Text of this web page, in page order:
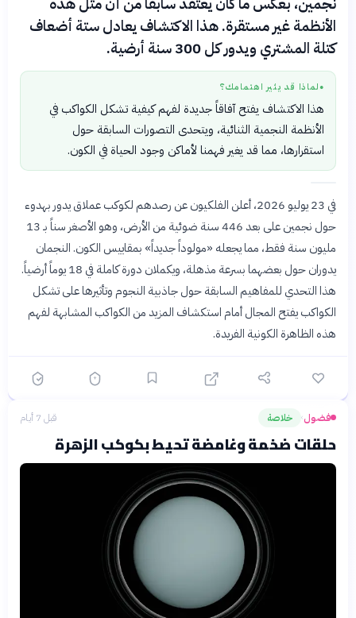
الأنظمة غير مستقرة. هذا الاكتشاف يعادل ستة أضعاف
كتلة المشتري ويدور كل 300 سنة أرضية.
● لماذا قد يثير اهتمامك؟
هذا الاكتشاف يفتح آفاقاً جديدة لفهم كيفية تشكل الكواكب في
الأنظمة النجمية الثنائية، ويتحدى التصورات السابقة حول
استقرارها، مما قد يغير فهمنا لأماكن وجود الحياة في الكون.
في 23 يوليو 2026، أعلن الفلكيون عن رصدهم لكوكب عملاق يدور بهدوء
حول نجمين على بعد 446 سنة ضوئية من الأرض، وهو الأصغر سناً بـ 13
مليون سنة فقط، مما يجعله «مولوداً جديداً» بمقاييس الكون. النجمان
يدوران حول بعضهما بسرعة مذهلة، ويكملان دورة كاملة في 18 يوماً أرضياً.
هذا التحدي للمفاهيم السابقة حول جاذبية النجوم وتأثيرها على تشكل
الكواكب يفتح المجال أمام استكشاف المزيد من الكواكب المشابهة لفهم
هذه الظاهرة الكونية الفريدة.
فضول› خلاصة قبل 7 أيام
حلقات ضخمة وغامضة تحيط بكوكب الزهرة